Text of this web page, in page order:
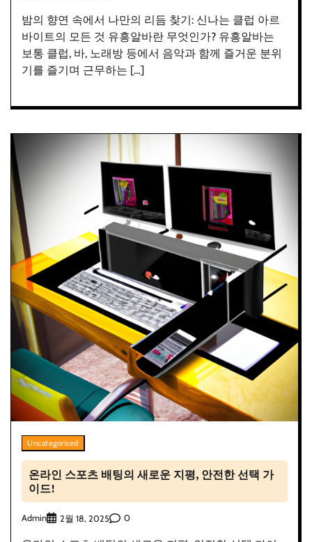
밤의 향연 속에서 나만의 리듬 찾기: 신나는 클럽 아르
바이트의 모든 것 유흥알바란 무엇인가? 유흥알바는
보통 클럽, 바, 노래방 등에서 음악과 함께 즐거운 분위
기를 즐기며 근무하는 […]
Uncategorized
온라인 스포츠 배팅의 새로운 지평, 안전한 선택 가
이드!
Admin 2월 18, 2025 0